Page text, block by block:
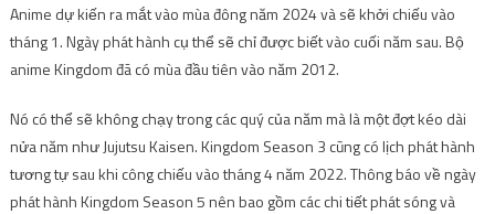
Anime dự kiến ​​ra mắt vào mùa đông năm 2024 và sẽ khởi chiếu vào
tháng 1. Ngày phát hành cụ thể sẽ chỉ được biết vào cuối năm sau. Bộ
anime Kingdom đã có mùa đầu tiên vào năm 2012.
Nó có thể sẽ không chạy trong các quý của năm mà là một đợt kéo dài
nửa năm như Jujutsu Kaisen. Kingdom Season 3 cũng có lịch phát hành
tương tự sau khi công chiếu vào tháng 4 năm 2022. Thông báo về ngày
phát hành Kingdom Season 5 nên bao gồm các chi tiết phát sóng và